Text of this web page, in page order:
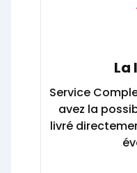
La
Service
avez la
livré